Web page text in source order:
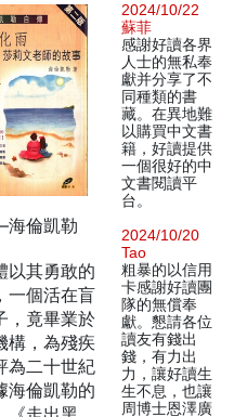
倫凱勒
以其勇敢的
個活在盲
，竟畢業於
構，為殘疾
為二十世紀
海倫凱勒的
2024/10/22
蘇菲
感謝好讀各界
人士的無私奉
獻并分享了不
同種類的書
藏。在異地難
以購買中文書
籍，好讀提供
一個很好的中
文書閱讀平
台。
2024/10/20
Tao
粗暴的以信用
卡感謝好讀團
隊的無償奉
獻。懇請各位
讀友有錢出
錢，有力出
力，讓好讀生
生不息，也讓
周博士恩澤廣